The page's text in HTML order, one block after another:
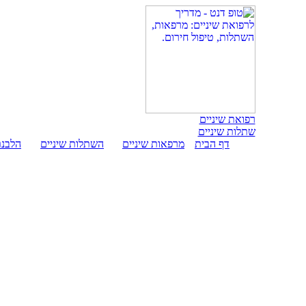
רפואת שיניים
שתלות שיניים
דף הבית
מרפאות שיניים השתלות שיניים